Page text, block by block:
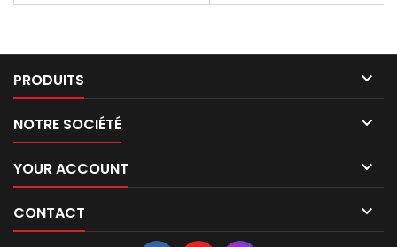
PRODUITS 
NOTRE SOCIÉTÉ 
YOUR ACCOUNT 
CONTACT 